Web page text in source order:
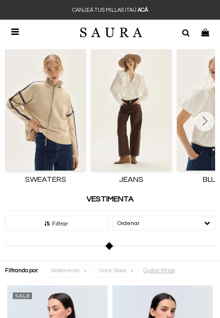

CANJEÁ TUS MILLAS ITAÚ ACÁ
SWEATERS JEANS
VESTIMENTA
Filtrar Recomendados
Filtrando por: Vestimenta Color: Rosa Quitar filtros